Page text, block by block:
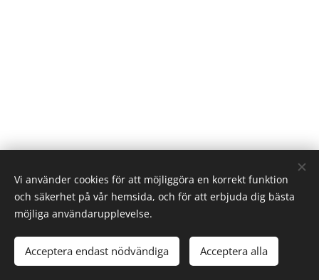
© 2022 Karin Mårtensson
Skapad medWebnode Cookies
Vi använder cookies för att möjliggöra en korrekt funktion
och säkerhet på vår hemsida, och för att erbjuda dig bästa
möjliga användarupplevelse.
Acceptera endast nödvändiga Acceptera alla